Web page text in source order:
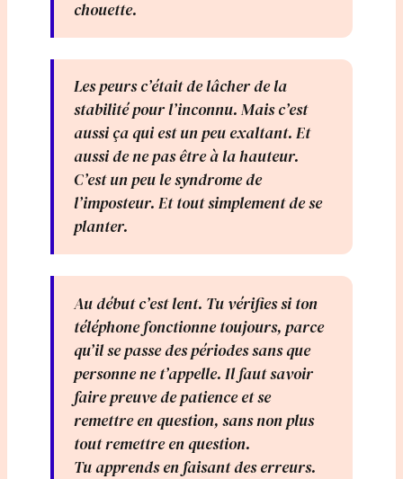
chouette.
Les peurs c’était de lâcher de la
stabilité pour l’inconnu. Mais c’est
aussi ça qui est un peu exaltant. Et
aussi de ne pas être à la hauteur.
C’est un peu le syndrome de
l’imposteur. Et tout simplement de se
planter.
Au début c’est lent. Tu vérifies si ton
téléphone fonctionne toujours, parce
qu’il se passe des périodes sans que
personne ne t’appelle. Il faut savoir
faire preuve de patience et se
remettre en question, sans non plus
tout remettre en question.
Tu apprends en faisant des erreurs.